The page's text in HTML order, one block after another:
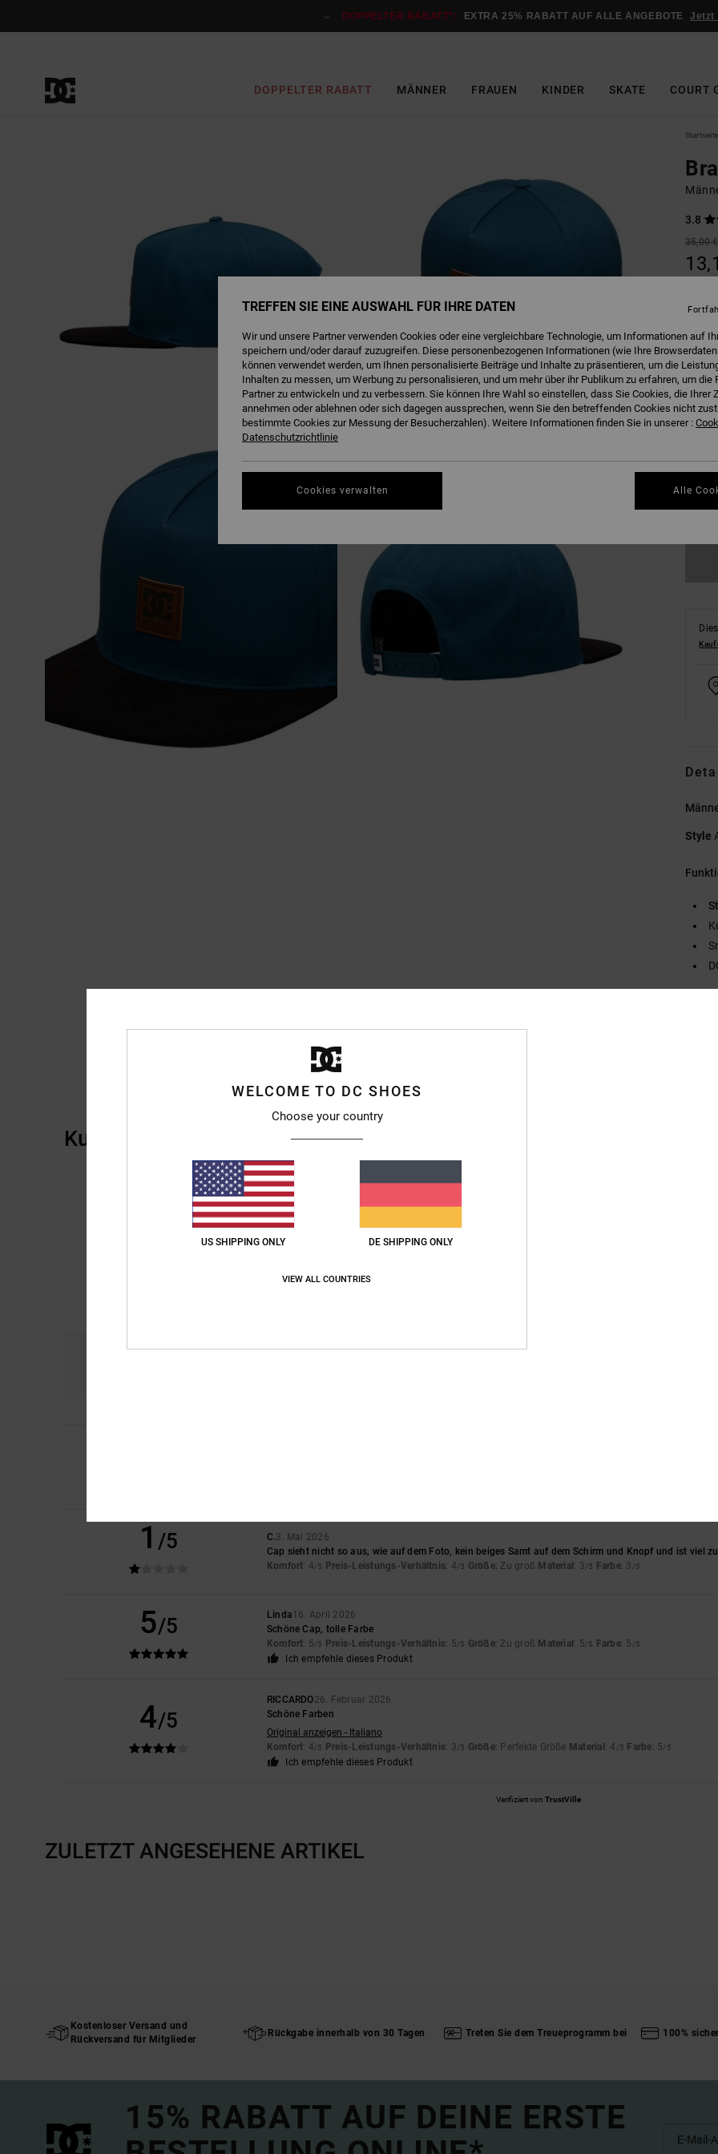
DOPPELTER RABATT*: EXTRA 25% RABATT AUF ALLE ANGEBOTE Jetzt
DOPPELTER RABATT MÄNNER FRAUEN KINDER SKATE COURT
Startseite
3.8
35,00 €
Farbe
Style
Kundenbewertungen
Komfort
Preis-Leistungs-Verhältnis
1 /5 C.3. Mai 2026
Cap sieht nicht so aus, wie auf dem Foto, kein beiges Samt auf dem Schirm und Knopf und ist viel
Komfort: 4/5 Preis-Leistungs-Verhältnis: 4/5 Größe: Zu groß Material : 3/5 Farbe: 3 /5
5/5 Linda16. April 2026
Schöne Cap, tolle Farbe
Komfort: 5/5 Preis-Leistungs-Verhältnis: 5/5 Größe: Zu groß Material : 5/5 Farbe: 5 /5
Ich empfehle dieses Produkt
4/5
RICCARDO26. Februar 2026
Schöne Farben
Original anzeigen - Italiano
Komfort: 4/5 Preis-Leistungs-Verhältnis: 3/5 Größe: Perfekte Größe Material : 4 /5 Farbe: 5/5
Ich empfehle dieses Produkt
Verifiziert von TrustVille
ZULETZT ANGESEHENE ARTIKEL
Kostenloser Versand und
Rückversand für Mitglieder
Rückgabe innerhalb von 30 Tagen Treten Sie dem Treueprogramm bei 100%
15% RABATT AUF DEINE ERSTE
WELCOME TO DC SHOES
Choose your country
US SHIPPING ONLY DE SHIPPING ONLY
VIEW ALL COUNTRIES
TREFFEN SIE EINE AUSWAHL FÜR IHRE DATEN
Wir und unsere Partner verwenden Cookies oder eine vergleichbare Technologie, um Informationen auf
speichern und/oder darauf zuzugreifen. Diese personenbezogenen Informationen (wie Ihre
können verwendet werden, um Ihnen personalisierte Beiträge und Inhalte zu präsentieren, um die
Inhalten zu messen, um Werbung zu personalisieren, und um mehr über ihr Publikum zu erfahren, um die
Partner zu entwickeln und zu verbessern. Sie können Ihre Wahl so einstellen, dass Sie Cookies, die Ihrer
annehmen oder ablehnen oder sich dagegen aussprechen, wenn Sie den betreffenden Cookies nicht
bestimmte Cookies zur Messung der Besucherzahlen). Weitere Informationen finden Sie in unserer :
Datenschutzrichtlinie
Cookies verwalten Alle